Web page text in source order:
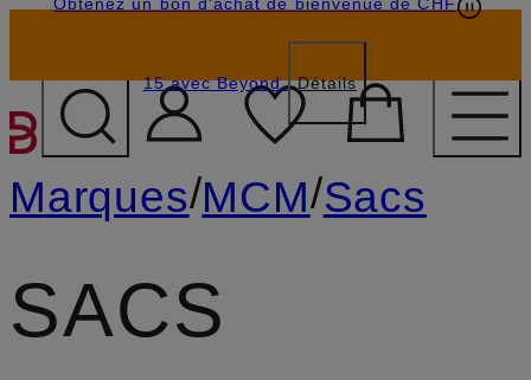
PASSER AU CONTENU
15 avec Beyond Détails
Marques/MCM/Sacs
SACS